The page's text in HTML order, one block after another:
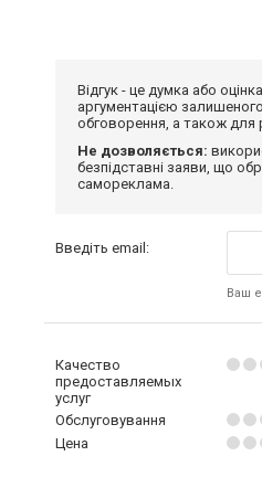
Відгук - це думка або
аргументацією
обговорення, а також для
Не дозволяється:
безпідставні заяви, що
самореклама.
Введіть email:
Ваш
Качество
предоставляемых
услуг
Обслуговування
Цена